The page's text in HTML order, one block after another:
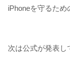
iPhoneを守るため
次は公式が発表し